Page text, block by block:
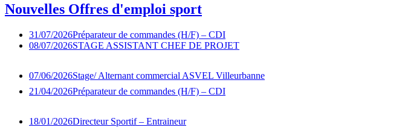
Nouvelles Offres d'emploi sport
31/07/2026Préparateur de commandes (H/F) – CDI
08/07/2026STAGE ASSISTANT CHEF DE PROJET
07/06/2026Stage/ Alternant commercial ASVEL Villeurbanne
21/04/2026Préparateur de commandes (H/F) – CDI
18/01/2026Directeur Sportif – Entraineur